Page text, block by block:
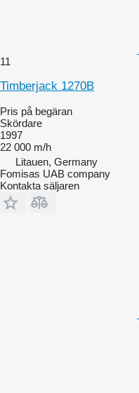
11
Timberjack 1270B
Pris på begäran
Skördare
1997
22 000 m/h
Litauen, Germany
Fomisas UAB company
Kontakta säljaren